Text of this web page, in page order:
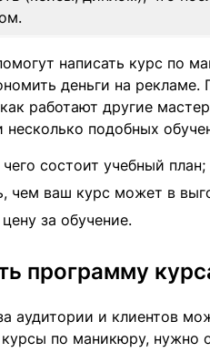
написать курс по
деньги на рекламе.
работают другие
несколько подобных
чего состоит учебный план;
чем ваш курс может в
за обучение.
программу
аудитории и клиентов
курсы по маникюру,